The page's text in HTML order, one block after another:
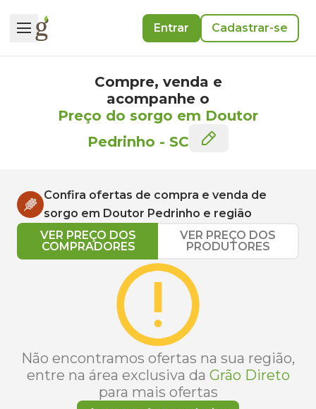
Entrar Cadastrar-se
Compre, venda e
acompanhe o
Preço do sorgo em Doutor
Pedrinho - SC
Confira ofertas de compra e venda de
sorgo em Doutor Pedrinho e região
VER PREÇO DOS
COMPRADORES
VER PREÇO DOS
PRODUTORES
Não encontramos ofertas na sua região,
entre na área exclusiva da Grão Direto
para mais ofertas